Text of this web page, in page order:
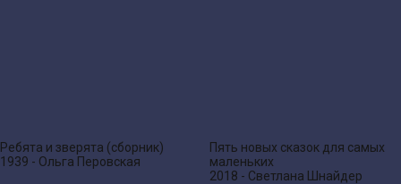
Ребята и зверята (сборник)
1939 - Ольга Перовская
Пять новых сказок для самых
маленьких
2018 - Светлана Шнайдер